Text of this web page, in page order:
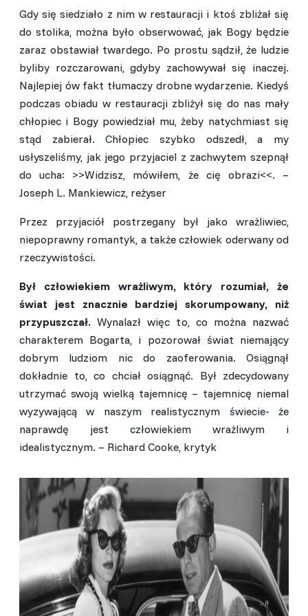
Gdy się siedziało z nim w restauracji i ktoś zbliżał się
do stolika, można było obserwować, jak Bogy będzie
zaraz obstawiał twardego. Po prostu sądził, że ludzie
byliby rozczarowani, gdyby zachowywał się inaczej.
Najlepiej ów fakt tłumaczy drobne wydarzenie. Kiedyś
podczas obiadu w restauracji zbliżył się do nas mały
chłopiec i Bogy powiedział mu, żeby natychmiast się
stąd zabierał. Chłopiec szybko odszedł, a my
usłyszeliśmy, jak jego przyjaciel z zachwytem szepnął
do ucha: >>Widzisz, mówiłem, że cię obrazi<<. –
Joseph L. Mankiewicz, reżyser
Przez przyjaciół postrzegany był jako wrażliwiec,
niepoprawny romantyk, a także człowiek oderwany od
rzeczywistości.
Był człowiekiem wrażliwym, który rozumiał, że
świat jest znacznie bardziej skorumpowany, niż
przypuszczał. Wynalazł więc to, co można nazwać
charakterem Bogarta, i pozorował świat niemający
dobrym ludziom nic do zaoferowania. Osiągnął
dokładnie to, co chciał osiągnąć. Był zdecydowany
utrzymać swoją wielką tajemnicę – tajemnicę niemal
wyzywającą w naszym realistycznym świecie- że
naprawdę jest człowiekiem wrażliwym i
idealistycznym. – Richard Cooke, krytyk